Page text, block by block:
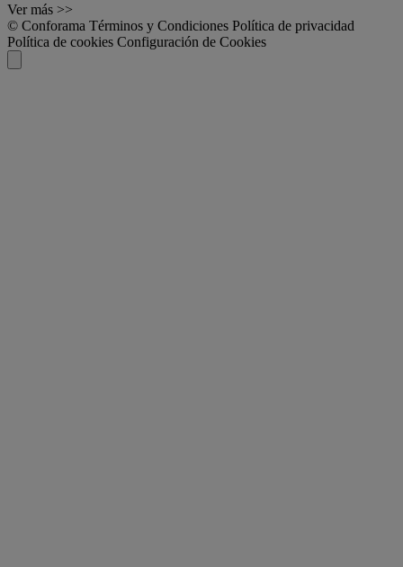
Ver más >>
© Conforama Términos y Condiciones Política de privacidad
Política de cookies Configuración de Cookies